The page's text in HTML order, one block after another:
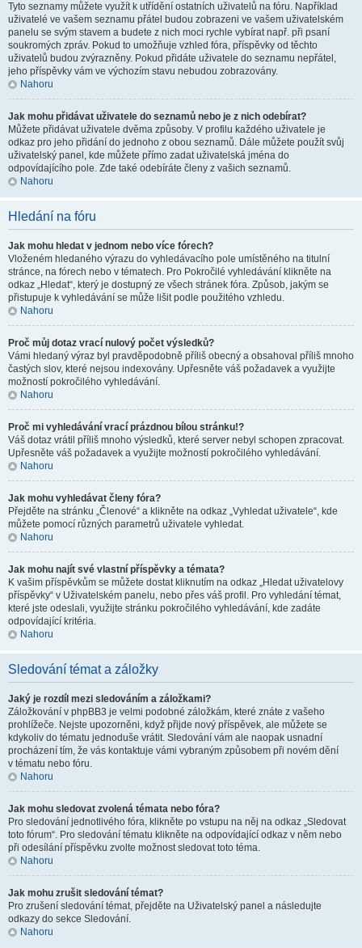
Tyto seznamy můžete využít k utřídění ostatních uživatelů na fóru. Například
uživatelé ve vašem seznamu přátel budou zobrazeni ve vašem uživatelském
panelu se svým stavem a budete z nich moci rychle vybírat např. při psaní
soukromých zpráv. Pokud to umožňuje vzhled fóra, příspěvky od těchto
uživatelů budou zvýrazněny. Pokud přidáte uživatele do seznamu nepřátel,
jeho příspěvky vám ve výchozím stavu nebudou zobrazovány.
Nahoru
Jak mohu přidávat uživatele do seznamů nebo je z nich odebírat?
Můžete přidávat uživatele dvěma způsoby. V profilu každého uživatele je
odkaz pro jeho přidání do jednoho z obou seznamů. Dále můžete použít svůj
uživatelský panel, kde můžete přímo zadat uživatelská jména do
odpovídajícího pole. Zde také odebíráte členy z vašich seznamů.
Nahoru
Hledání na fóru
Jak mohu hledat v jednom nebo více fórech?
Vloženém hledaného výrazu do vyhledávacího pole umístěného na titulní
stránce, na fórech nebo v tématech. Pro Pokročilé vyhledávání klikněte na
odkaz „Hledat“, který je dostupný ze všech stránek fóra. Způsob, jakým se
přistupuje k vyhledávání se může lišit podle použitého vzhledu.
Nahoru
Proč můj dotaz vrací nulový počet výsledků?
Vámi hledaný výraz byl pravděpodobně příliš obecný a obsahoval příliš mnoho
častých slov, které nejsou indexovány. Upřesněte váš požadavek a využijte
možností pokročilého vyhledávání.
Nahoru
Proč mi vyhledávání vrací prázdnou bílou stránku!?
Váš dotaz vrátil příliš mnoho výsledků, které server nebyl schopen zpracovat.
Upřesněte váš požadavek a využijte možností pokročilého vyhledávání.
Nahoru
Jak mohu vyhledávat členy fóra?
Přejděte na stránku „Členové“ a klikněte na odkaz „Vyhledat uživatele“, kde
můžete pomocí různých parametrů uživatele vyhledat.
Nahoru
Jak mohu najít své vlastní příspěvky a témata?
K vašim příspěvkům se můžete dostat kliknutím na odkaz „Hledat uživatelovy
příspěvky“ v Uživatelském panelu, nebo přes váš profil. Pro vyhledání témat,
které jste odeslali, využijte stránku pokročilého vyhledávání, kde zadáte
odpovídající kritéria.
Nahoru
Sledování témat a záložky
Jaký je rozdíl mezi sledováním a záložkami?
Záložkování v phpBB3 je velmi podobné záložkám, které znáte z vašeho
prohlížeče. Nejste upozorněni, když přijde nový příspěvek, ale můžete se
kdykoliv do tématu jednoduše vrátit. Sledování vám ale naopak usnadní
procházení tím, že vás kontaktuje vámi vybraným způsobem při novém dění
v tématu nebo fóru.
Nahoru
Jak mohu sledovat zvolená témata nebo fóra?
Pro sledování jednotlivého fóra, klikněte po vstupu na něj na odkaz „Sledovat
toto fórum“. Pro sledování tématu klikněte na odpovídající odkaz v něm nebo
při odesílání příspěvku zvolte možnost sledovat toto téma.
Nahoru
Jak mohu zrušit sledování témat?
Pro zrušení sledování témat, přejděte na Uživatelský panel a následujte
odkazy do sekce Sledování.
Nahoru